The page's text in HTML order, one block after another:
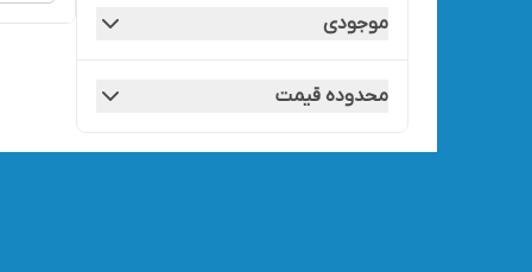
موجودی
محدوده قیمت